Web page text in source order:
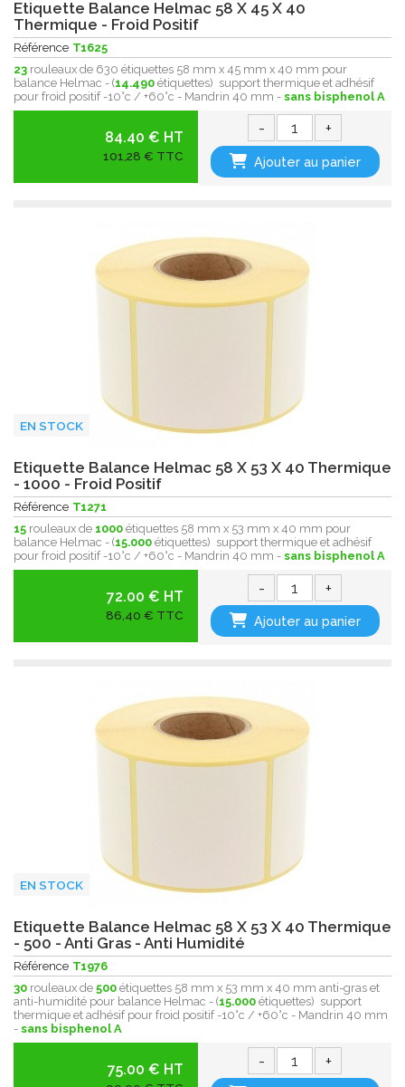
Etiquette Balance Helmac 58 X 45 X 40
Thermique - Froid Positif
Référence T1625
23 rouleaux de 630 étiquettes 58 mm x 45 mm x 40 mm pour
balance Helmac - (14.490 étiquettes) support thermique et adhésif
pour froid positif -10°c / +60°c - Mandrin 40 mm - sans bisphenol A
84.40 € HT
101,28 € TTC
- +
Ajouter au panier
EN STOCK
Etiquette Balance Helmac 58 X 53 X 40 Thermique
- 1000 - Froid Positif
Référence T1271
15 rouleaux de 1000 étiquettes 58 mm x 53 mm x 40 mm pour
balance Helmac - (15.000 étiquettes) support thermique et adhésif
pour froid positif -10°c / +60°c - Mandrin 40 mm - sans bisphenol A
72.00 € HT
86,40 € TTC
- +
Ajouter au panier
EN STOCK
Etiquette Balance Helmac 58 X 53 X 40 Thermique
- 500 - Anti Gras - Anti Humidité
Référence T1976
30 rouleaux de 500 étiquettes 58 mm x 53 mm x 40 mm anti-gras et
anti-humidité pour balance Helmac - (15.000 étiquettes) support
thermique et adhésif pour froid positif -10°c / +60°c - Mandrin 40 mm
- sans bisphenol A
75.00 € HT - +